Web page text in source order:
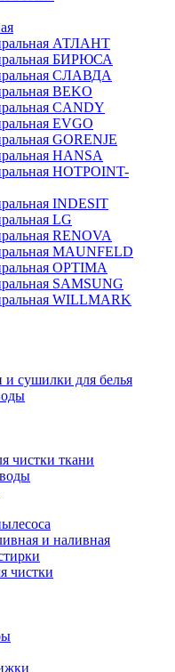
АТЛАНТ
БИРЮСА
СЛАВДА
BEKO
CANDY
EVGO
GORENJE
HANSA
HOTPOINT-
INDESIT
LG
RENOVA
MAUNFELD
OPTIMA
SAMSUNG
WILLMARK
и сушилки для белья
чистки ткани
и наливная
чистки